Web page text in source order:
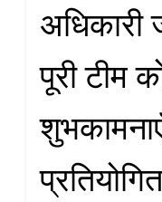
पूरी टीम